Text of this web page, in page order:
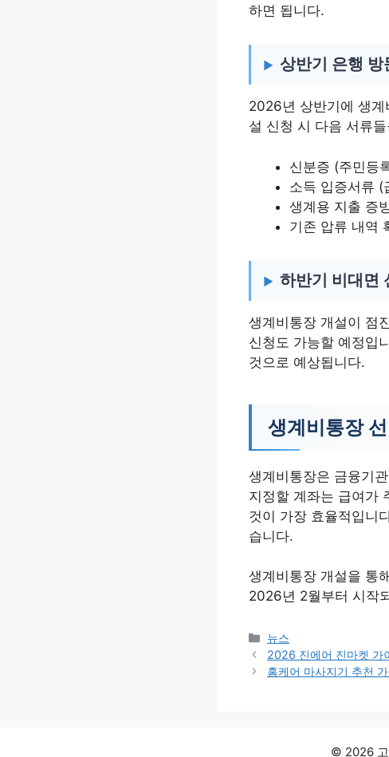
하면 됩니다.
상반기 은행 방
2026년 상반기에 생계
설 신청 시 다음 서류
신분증 (주민등
소득 입증서류 (
생계용 지출 증
기존 압류 내역
하반기 비대면
생계비통장 개설이 점
신청도 가능할 예정입
것으로 예상됩니다.
생계비통장
생계비통장은 금융기
지정할 계좌는 급여가
것이 가장 효율적입니
습니다.
생계비통장 개설을 통
2026년 2월부터 시작
카
테
고
뉴스
2026 진에어 진마켓 가
홈케어 마사지기 추천
© 2026 고